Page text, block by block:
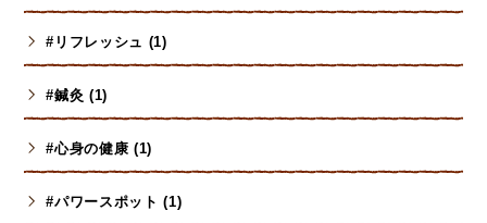
#リフレッシュ (1)
#鍼灸 (1)
#心身の健康 (1)
#パワースポット (1)